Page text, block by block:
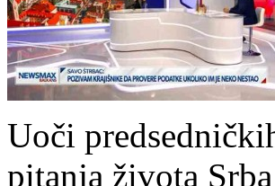
Uoči
pitanja života